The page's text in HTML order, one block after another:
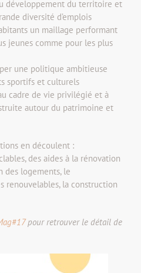
développement du territoire et
diversité d’emplois
un maillage performant
jeunes comme pour les plus
une politique ambitieuse
sportifs et culturels
cadre de vie privilégié et à
autour du patrimoine et
en découlent :
des aides à la rénovation
des logements, le
renouvelables, la construction
pour retrouver le détail de